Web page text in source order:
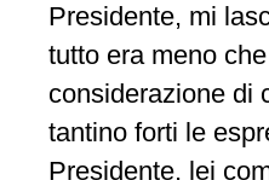
Presidente, mi
tutto era meno
considerazione di
tantino forti le
Presidente, lei